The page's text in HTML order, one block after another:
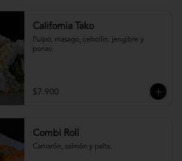
California Tako
Pulpo, masago, cebollín, jengibre y
ponzu.
$7.900
Combi Roll
Camarón, salmón y palta.